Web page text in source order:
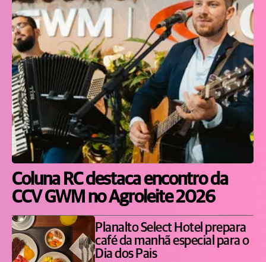
Coluna RC destaca encontro da
CCV GWM no Agroleite 2026
Planalto Select Hotel prepara
café da manhã especial para o
Dia dos Pais